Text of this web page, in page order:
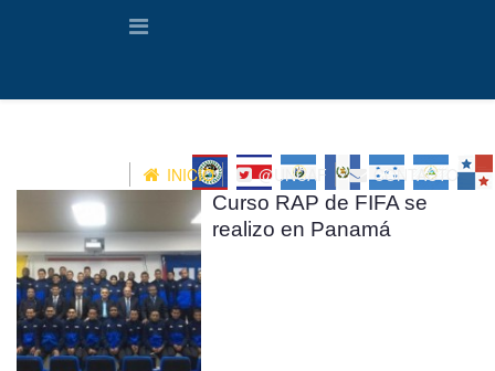
INICIO @UNCAF CONTACTO
Curso RAP de FIFA se
realizo en Panamá